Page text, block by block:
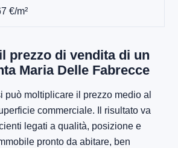
€/m²
prezzo di vendita di un
Maria Delle Fabrecce
può moltiplicare il prezzo medio al
commerciale. Il risultato va
legati a qualità, posizione e
pronto da abitare, ben